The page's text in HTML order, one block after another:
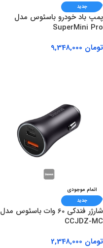
جدید
پمپ باد خودرو باسئوس مدل
SuperMini Pro
تومان
اتمام موجودی
جدید
شارژر فندکی 60 وات باسئوس مدل
CCJDZ-MC
تومان